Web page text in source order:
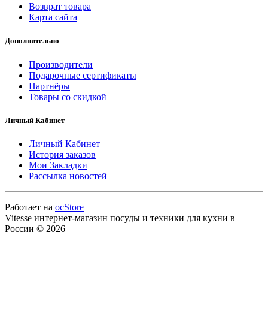
Возврат товара
Карта сайта
Дополнительно
Производители
Подарочные сертификаты
Партнёры
Товары со скидкой
Личный Кабинет
Личный Кабинет
История заказов
Мои Закладки
Рассылка новостей
Работает на ocStore
Vitesse интернет-магазин посуды и техники для кухни в
России © 2026